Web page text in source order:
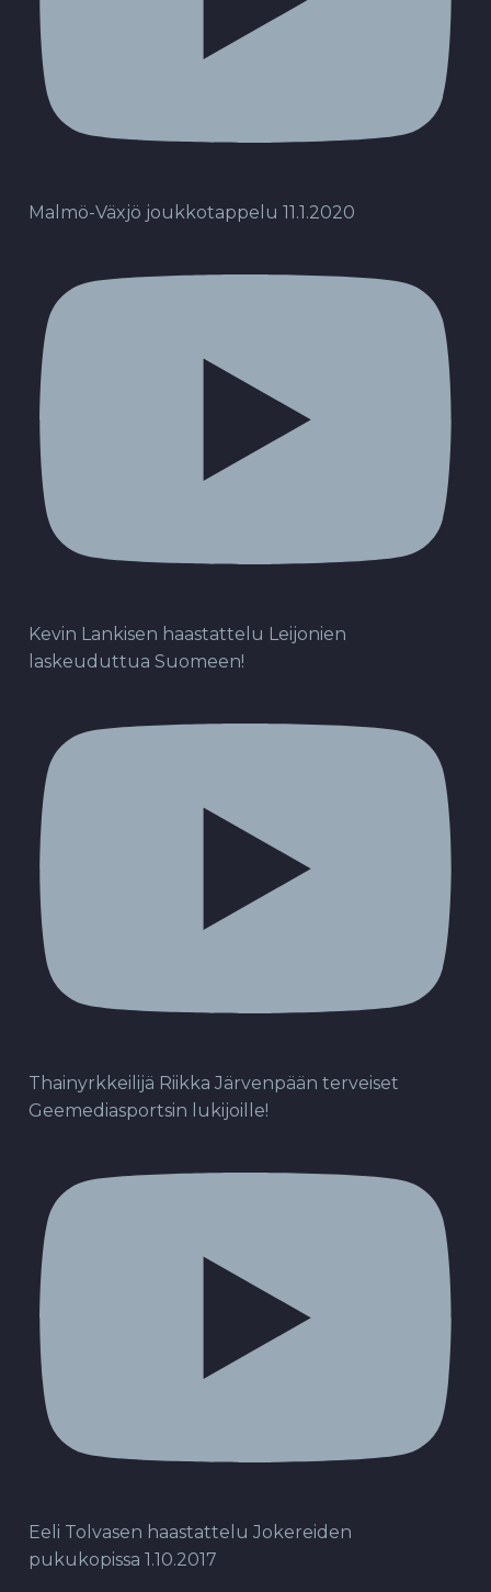
Malmö-Växjö joukkotappelu 11.1.2020
Kevin Lankisen haastattelu Leijonien
laskeuduttua Suomeen!
Thainyrkkeilijä Riikka Järvenpään terveiset
Geemediasportsin lukijoille!
Eeli Tolvasen haastattelu Jokereiden
pukukopissa 1.10.2017